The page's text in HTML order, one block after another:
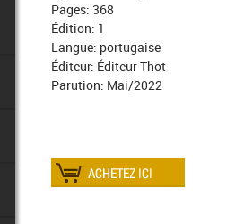
Pages: 368
Édition: 1
Langue: portugaise
Éditeur: Éditeur Thot
Parution: Mai/2022